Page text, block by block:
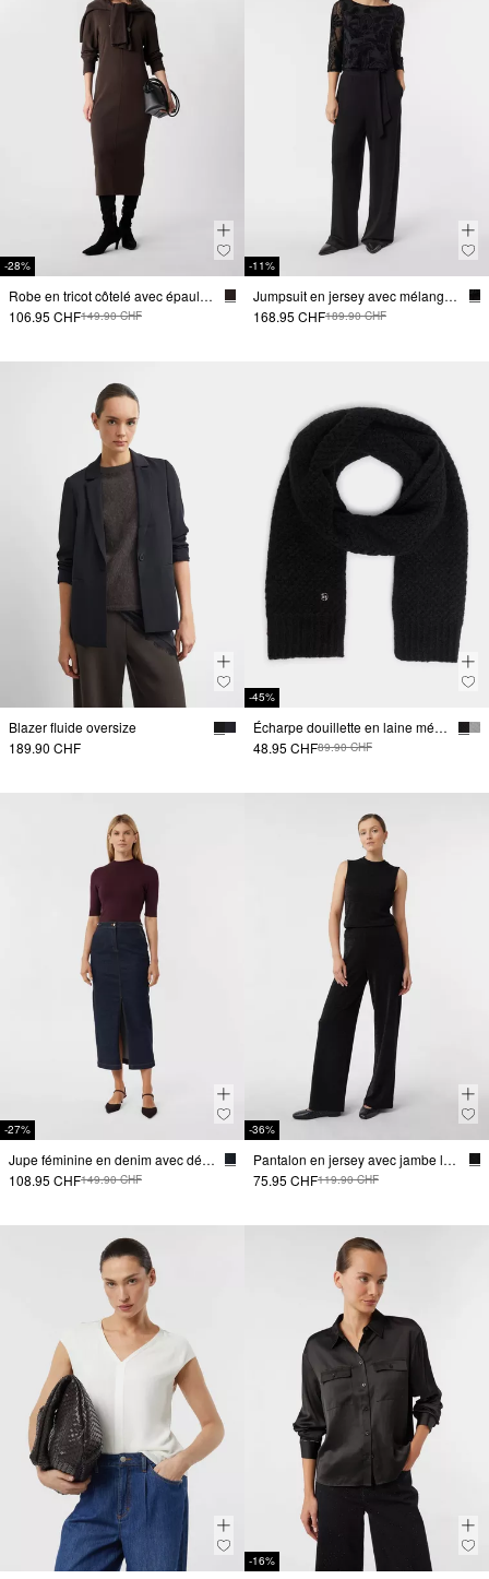
-28%
Robe en tricot côtelé avec épaules recoupées
106.95 CHF149.90 CHF
-11%
Jumpsuit en jersey avec mélange de tissus
168.95 CHF189.90 CHF
Blazer fluide oversize
189.90 CHF
-45%
Écharpe douillette en laine mélangée avec détails de paillettes
48.95 CHF89.90 CHF
-27%
Jupe féminine en denim avec détails en chaîne
108.95 CHF149.90 CHF
-36%
Pantalon en jersey avec jambe large et fil scintillant
75.95 CHF119.90 CHF
-16%